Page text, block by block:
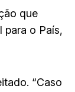
que
para o País,
“Caso